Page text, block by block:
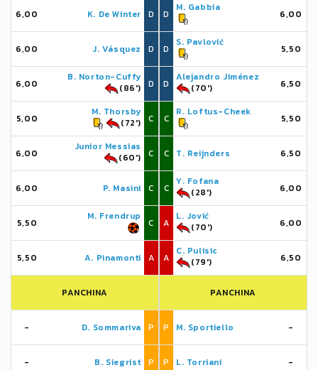
6,00 K. De Winter D
6,00 J. Vásquez D
6,00
B. Norton-Cuffy
(86')
D
5,00
M. Thorsby
(72')
C
6,00
Junior Messias
(60')
C
6,00 P. Masini C
5,50
M. Frendrup
C
5,50 A. Pinamonti A
PANCHINA
- D. Sommariva P
- B. Siegrist P
D
M. Gabbia
6,00
D
S. Pavlović
5,50
D
Alejandro Jiménez
(70')
6,50
C
R. Loftus-Cheek
5,50
C T. Reijnders 6,50
C
Y. Fofana
(28')
6,00
A
L. Jović
(70')
6,00
A
C. Pulisic
(79')
6,50
PANCHINA
P M. Sportiello -
P L. Torriani -